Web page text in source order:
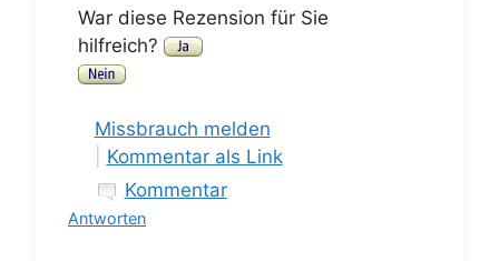
War diese Rezension für Sie
hilfreich?
Missbrauch melden
Kommentar als Link
Kommentar
Antworten